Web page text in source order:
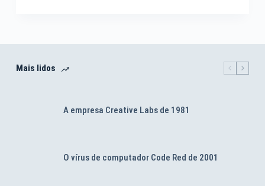
Mais lidos
A empresa Creative Labs de 1981
O vírus de computador Code Red de 2001